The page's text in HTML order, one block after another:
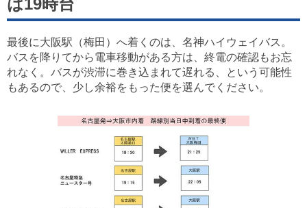
は19時台
最後に大阪駅（梅田）へ着くのは、名神ハイウェイバス。
バスを降りてから電車移動がある方は、終電の確認もお忘
れなく。バスが渋滞に巻き込まれて遅れる、という可能性
もあるので、少し余裕をもった便を選んでください。